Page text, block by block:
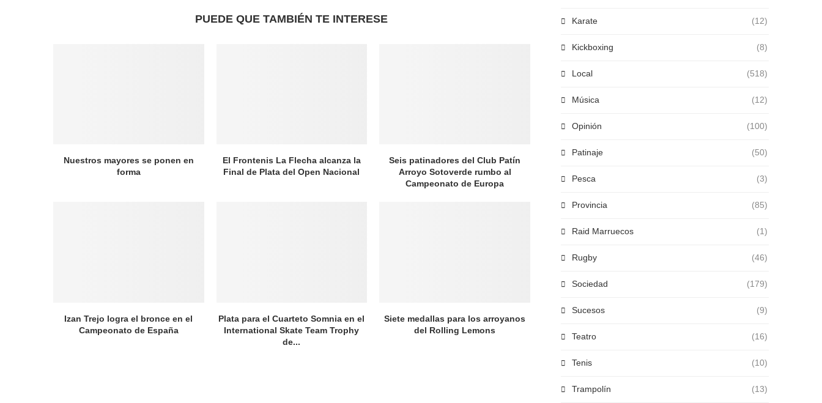
PUEDE QUE TAMBIÉN TE INTERESE
Nuestros mayores se ponen en
forma
El Frontenis La Flecha alcanza la
Final de Plata del Open Nacional
Seis patinadores del Club Patín
Arroyo Sotoverde rumbo al
Campeonato de Europa
Izan Trejo logra el bronce en el
Campeonato de España
Plata para el Cuarteto Somnia en el
International Skate Team Trophy
de...
Siete medallas para los arroyanos
del Rolling Lemons
Karate (12)
Kickboxing (8)
Local (518)
Música (12)
Opinión (100)
Patinaje (50)
Pesca (3)
Provincia (85)
Raid Marruecos (1)
Rugby (46)
Sociedad (179)
Sucesos (9)
Teatro (16)
Tenis (10)
Trampolín (13)